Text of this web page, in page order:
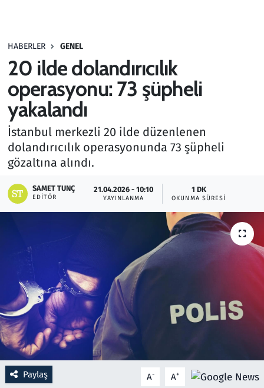
HABERLER GENEL
20 ilde dolandırıcılık
operasyonu: 73 şüpheli
yakalandı
İstanbul merkezli 20 ilde düzenlenen
dolandırıcılık operasyonunda 73 şüpheli
gözaltına alındı.
SAMET TUNÇ
EDITÖR
21.04.2026 - 10:10
YAYINLANMA
1 DK
OKUNMA SÜRESI
Paylaş A- A+
Haber
Kurumsal Haberler
Lezzet Durağı
Memur ve Kamu
Otomobil
Ramazan
Resmi İlanlar
Rüya Tabirleri
Sağlık
Savunma Sanayi